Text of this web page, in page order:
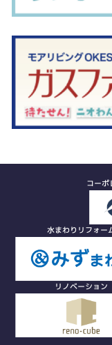
コーポ
水まわりリフォー
リノベーション